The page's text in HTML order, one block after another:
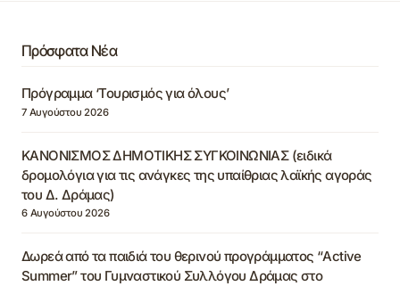
Πρόσφατα Νέα
Πρόγραμμα ‘Τουρισμός για όλους’
7 Αυγούστου 2026
ΚΑΝΟΝΙΣΜΟΣ ΔΗΜΟΤΙΚΗΣ ΣΥΓΚΟΙΝΩΝΙΑΣ (ειδικά
δρομολόγια για τις ανάγκες της υπαίθριας λαϊκής αγοράς
του Δ. Δράμας)
6 Αυγούστου 2026
Δωρεά από τα παιδιά του θερινού προγράμματος “Active
Summer” του Γυμναστικού Συλλόγου Δράμας στο